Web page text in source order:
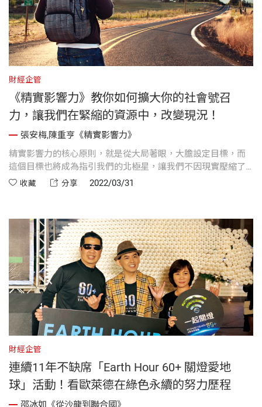
財經企管
《精實影響力》教你如何擴大你的社會號召
力，讓我們在緊縮的資源中，改變現況！
張安梅,陳重亨《精實影響力》
精實影響力的核心原則，就是從大局著眼，大膽設定目標，而
這個目標也將成為指引我們的北極星，讓我們不因現實壓縮了
雄心壯志，反倒是努力向前邁進，擴大自己的影響力，用長期
收藏 分享 2022/03/31
財經企管
連續11年不缺席「Earth Hour 60+ 關燈愛地
球」活動！看歐萊德在綠色永續的努力歷程
邵冰如《從沙龍到聯合國》